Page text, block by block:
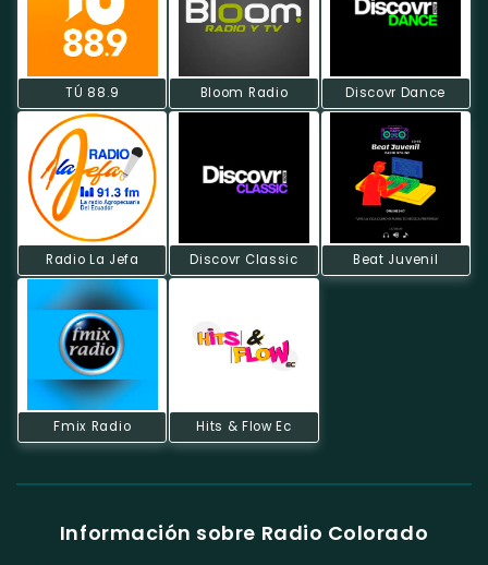
TÚ 88.9 Bloom Radio Discovr Dance
Radio La Jefa Discovr Classic Beat Juvenil
Fmix Radio Hits & Flow Ec
Información sobre Radio Colorado